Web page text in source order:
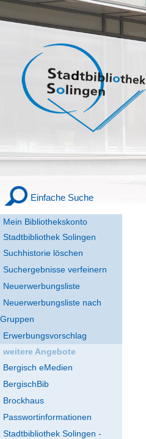
Mein Bibliothekskonto
Stadtbibliothek Solingen
Einfache Suche
Suchhistorie löschen
Suchergebnisse verfeinern
Neuerwerbungsliste
Neuerwerbungsliste nach
Gruppen
Erwerbungsvorschlag
weitere Angebote
Bergisch eMedien
BergischBib
Brockhaus
Passwortinformationen
Stadtbibliothek Solingen -